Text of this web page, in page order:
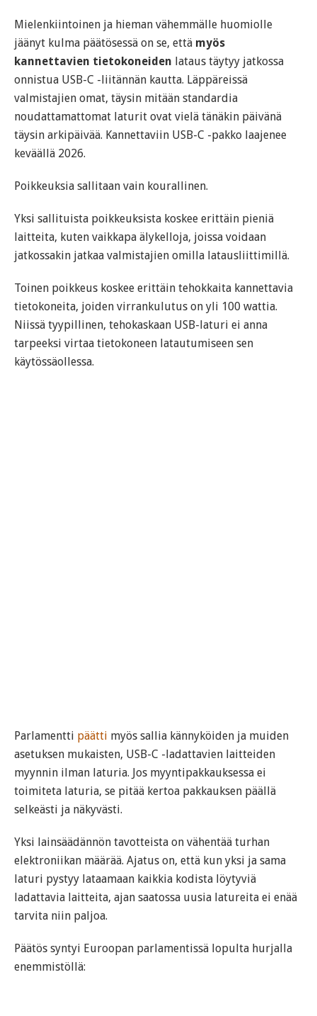
Mielenkiintoinen ja hieman vähemmälle huomiolle
jäänyt kulma päätösessä on se, että myös
kannettavien tietokoneiden lataus täytyy jatkossa
onnistua USB-C -liitännän kautta. Läppäreissä
valmistajien omat, täysin mitään standardia
noudattamattomat laturit ovat vielä tänäkin päivänä
täysin arkipäivää. Kannettaviin USB-C -pakko laajenee
keväällä 2026.
Poikkeuksia sallitaan vain kourallinen.
Yksi sallituista poikkeuksista koskee erittäin pieniä
laitteita, kuten vaikkapa älykelloja, joissa voidaan
jatkossakin jatkaa valmistajien omilla latausliittimillä.
Toinen poikkeus koskee erittäin tehokkaita kannettavia
tietokoneita, joiden virrankulutus on yli 100 wattia.
Niissä tyypillinen, tehokaskaan USB-laturi ei anna
tarpeeksi virtaa tietokoneen latautumiseen sen
käytössäollessa.
Parlamentti päätti myös sallia kännyköiden ja muiden
asetuksen mukaisten, USB-C -ladattavien laitteiden
myynnin ilman laturia. Jos myyntipakkauksessa ei
toimiteta laturia, se pitää kertoa pakkauksen päällä
selkeästi ja näkyvästi.
Yksi lainsäädännön tavotteista on vähentää turhan
elektroniikan määrää. Ajatus on, että kun yksi ja sama
laturi pystyy lataamaan kaikkia kodista löytyviä
ladattavia laitteita, ajan saatossa uusia latureita ei enää
tarvita niin paljoa.
Päätös syntyi Euroopan parlamentissä lopulta hurjalla
enemmistöllä: